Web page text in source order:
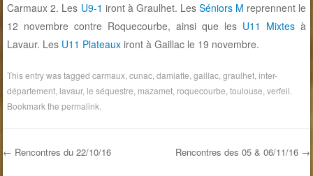
Carmaux 2. Les U9-1 iront à Graulhet. Les Séniors M reprennent le
12 novembre contre Roquecourbe, ainsi que les U11 Mixtesà
Lavaur. Les U11 Plateaux iront à Gaillac le 19 novembre.
This entry was taggedcarmaux ,cunac ,damiatte ,gaillac ,graulhet ,inter-
département lavaur, le séquestre mazamet roquecourbe ,toulouse ,verfeil
Bookmark thepermalink
← Rencontres du 22/10/16 Rencontres des 05 & 06/11/16 →